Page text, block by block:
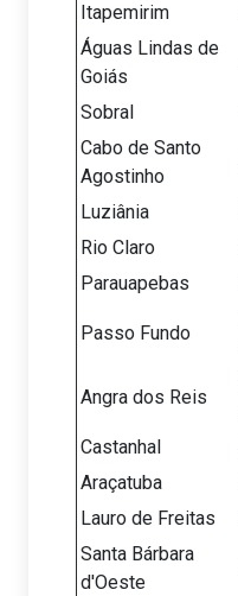
Itapemirim
Águas Lindas de
Goiás
Sobral
Cabo de Santo
Agostinho
Luziânia
Rio Claro
Parauapebas
Passo Fundo
Angra dos Reis
Castanhal
Araçatuba
Lauro de Freitas
Santa Bárbara
d'Oeste